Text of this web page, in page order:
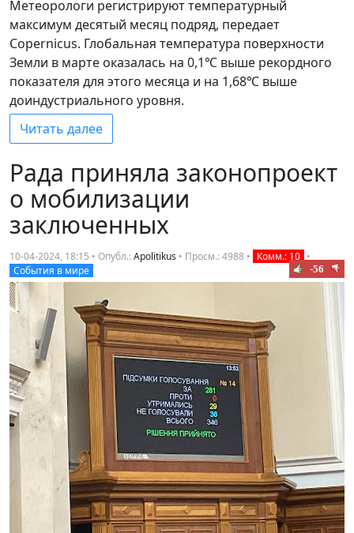
Метеорологи регистрируют температурный
максимум десятый месяц подряд, передает
Copernicus. Глобальная температура поверхности
Земли в марте оказалась на 0,1℃ выше рекордного
показателя для этого месяца и на 1,68℃ выше
доиндустриального уровня.
Читать далее
Рада приняла законопроект
о мобилизации
заключенных
10-04-2024, 18:15 • Опубл.:Apolitikus • Просм.: 4988 • Комм.: 10 •
События в мире
-56